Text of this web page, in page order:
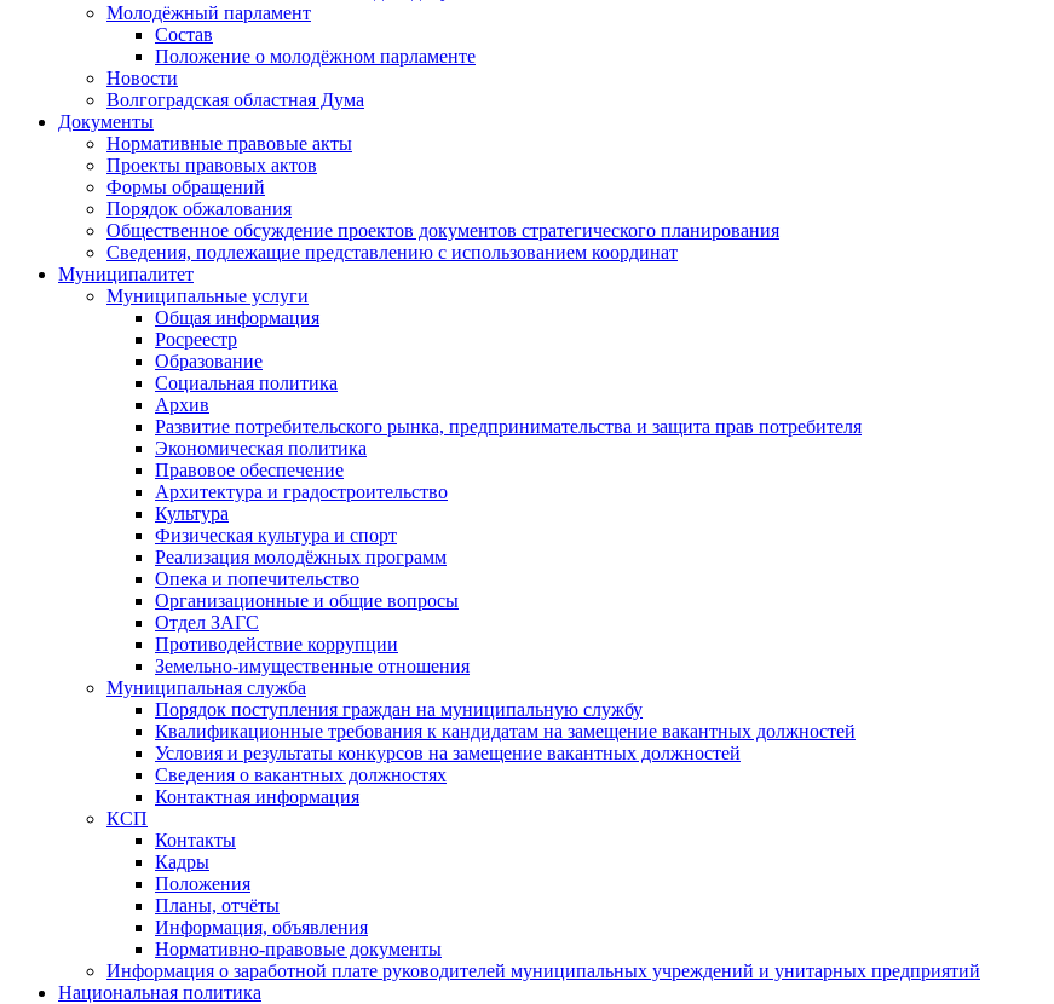
Молодёжный парламент
Состав
Положение о молодёжном парламенте
Новости
Волгоградская областная Дума
Документы
Нормативные правовые акты
Проекты правовых актов
Формы обращений
Порядок обжалования
Общественное обсуждение проектов документов стратегического планирования
Сведения, подлежащие представлению с использованием координат
Муниципалитет
Муниципальные услуги
Общая информация
Росреестр
Образование
Социальная политика
Архив
Развитие потребительского рынка, предпринимательства и защита прав потребителя
Экономическая политика
Правовое обеспечение
Архитектура и градостроительство
Культура
Физическая культура и спорт
Реализация молодёжных программ
Опека и попечительство
Организационные и общие вопросы
Отдел ЗАГС
Противодействие коррупции
Земельно-имущественные отношения
Муниципальная служба
Порядок поступления граждан на муниципальную службу
Квалификационные требования к кандидатам на замещение вакантных должностей
Условия и результаты конкурсов на замещение вакантных должностей
Сведения о вакантных должностях
Контактная информация
КСП
Контакты
Кадры
Положения
Планы, отчёты
Информация, объявления
Нормативно-правовые документы
Информация о заработной плате руководителей муниципальных учреждений и унитарных предприятий
Национальная политика